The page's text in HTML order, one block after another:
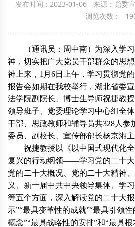
发布时间：2023-01-06 来源：党委
浏览次数：
（通讯员：周中南）为深入学
神，切实把广大党员干部群众的思
神上来，1月6日上午，学习贯彻党
报告会如期在我校举行，湖北省委
法学院副院长、博士生导师祝捷教
领导班子、党委理论学习中心组全
干部、思政教师和辅导员共328人参
委员、副校长、宣传部部长杨京湘主
祝捷教授以《以中国式现代化
复兴的行动纲领——学习党的二十大
党的二十大概况、党的二十大精神
义、新一届中共中央领导集体、学
等五个方面，深入解读党的二十大
示”“最具变革性的成就”“最具引领
概念”“最具战略性的安排”和“最具